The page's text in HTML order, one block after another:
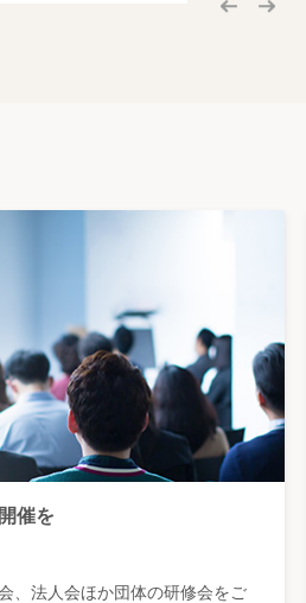
催を
、法人会ほか団体の研修会をご